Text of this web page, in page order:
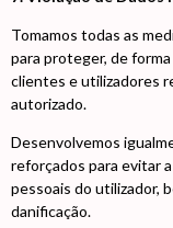
Tomamos todas as
para proteger, de
clientes e utilizadores
autorizado.
Desenvolvemos
reforçados para evitar
pessoais do utilizador,
danificação.